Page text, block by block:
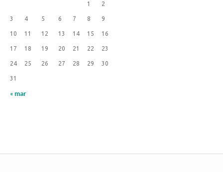
« mar
1 2
3 4 5 6 7 8 9
10 11 12 13 14 15 16
17 18 19 20 21 22 23
24 25 26 27 28 29 30
31